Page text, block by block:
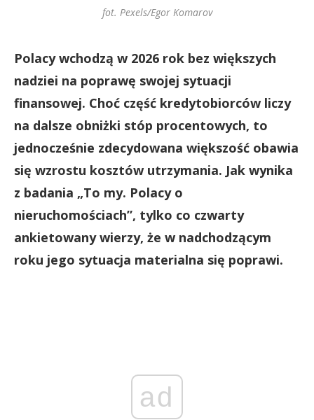
fot. Pexels/Egor Komarov
Polacy wchodzą w 2026 rok bez większych
nadziei na poprawę swojej sytuacji
finansowej. Choć część kredytobiorców liczy
na dalsze obniżki stóp procentowych, to
jednocześnie zdecydowana większość obawia
się wzrostu kosztów utrzymania. Jak wynika
z badania „To my. Polacy o
nieruchomościach”, tylko co czwarty
ankietowany wierzy, że w nadchodzącym
roku jego sytuacja materialna się poprawi.
ad